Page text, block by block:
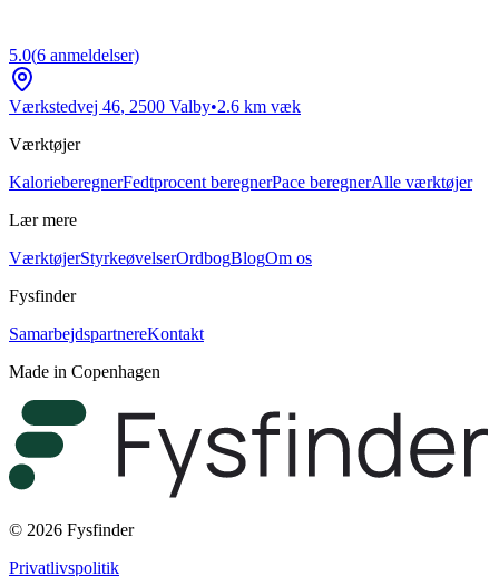
5.0(6 anmeldelser)
Værkstedvej 46, 2500 Valby•2.6 km væk
Værktøjer
KalorieberegnerFedtprocent beregnerPace beregnerAlle værktøjer
Lær mere
VærktøjerStyrkeøvelserOrdbogBlogOm os
Fysfinder
SamarbejdspartnereKontakt
Made in Copenhagen
© 2026 Fysfinder
Privatlivspolitik